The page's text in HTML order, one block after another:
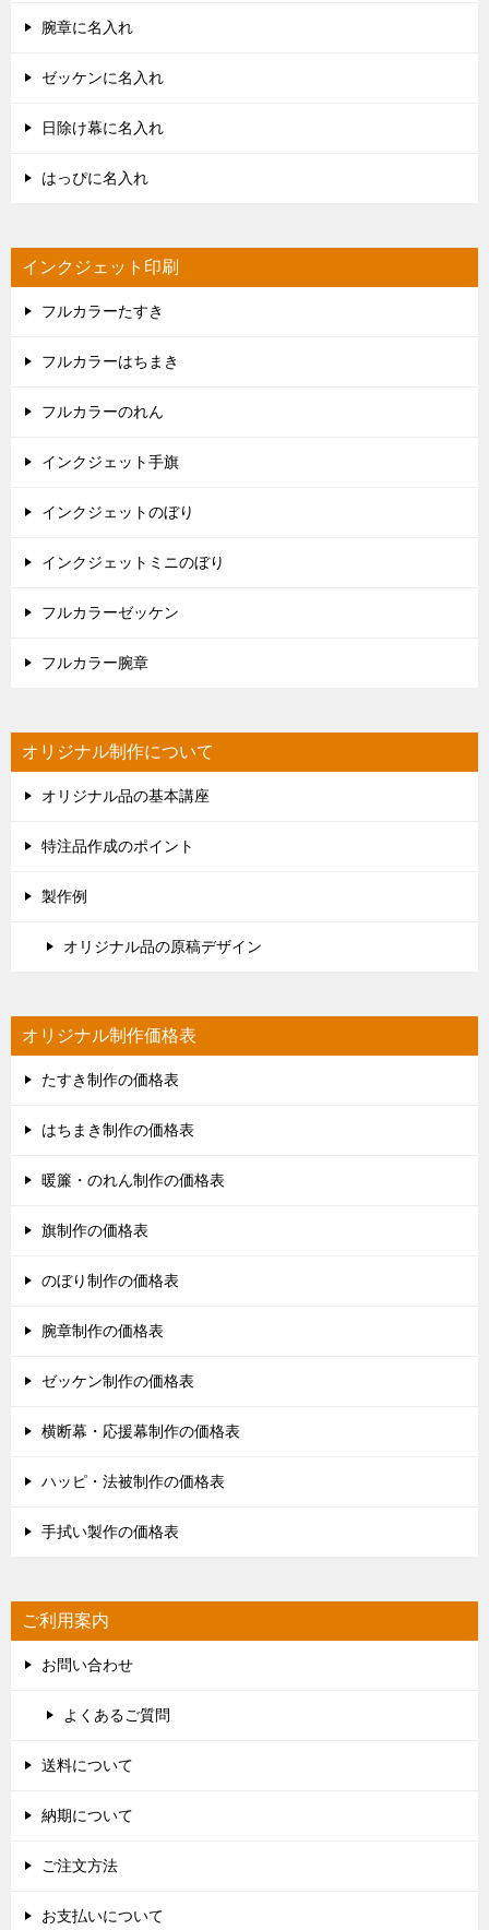
腕章に名入れ
ゼッケンに名入れ
日除け幕に名入れ
はっぴに名入れ
インクジェット印刷
フルカラーたすき
フルカラーはちまき
フルカラーのれん
インクジェット手旗
インクジェットのぼり
インクジェットミニのぼり
フルカラーゼッケン
フルカラー腕章
オリジナル制作について
オリジナル品の基本講座
特注品作成のポイント
製作例
オリジナル品の原稿デザイン
オリジナル制作価格表
たすき制作の価格表
はちまき制作の価格表
暖簾・のれん制作の価格表
旗制作の価格表
のぼり制作の価格表
腕章制作の価格表
ゼッケン制作の価格表
横断幕・応援幕制作の価格表
ハッピ・法被制作の価格表
手拭い製作の価格表
ご利用案内
お問い合わせ
よくあるご質問
送料について
納期について
ご注文方法
お支払いについて